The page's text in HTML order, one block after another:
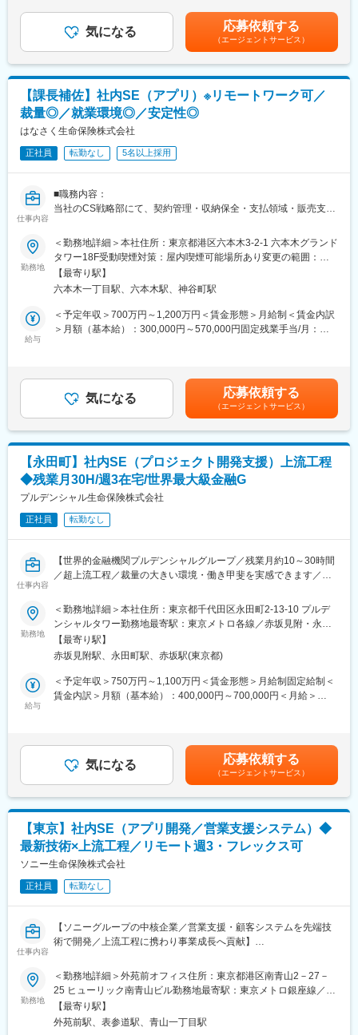
■当社について：
アクサ生命はアクサのメンバーカンパニーとして 1994 年に設立
されました。アクサが世界で培ってきた知識と経験を活かし、
315 万人のお客さまから 571 万件のご契約をお引き受けしていま
す。1934年の日本団体生命創業以来築いてきた全国 511 の商工会
議所、民間企業、官公庁とのパートナーシップを通じて、死亡保
障や医療・がん保障、年金、資産形成などの幅広い商品、企業福
利の増進やライフマネジメント（人生を経営する）に関するアド
バイスをお届けしています。
・ベンダー予算管理、支払い、請求書確認等の財務管理とコスト
コントロール
・契約更新や新規締結時の条件交渉・リスク軽減の推進
応
・IT、調達、事業部門など社内関係者と連携し、ベンダーサービ
ス最適化に貢献
グローバル水準のベンダーマネジメント実務を体得でき、社内外
と広く連携しながら、IT戦略推進に直接貢献できます。
フレックスタイム制やリモートワーク制度を活用し、柔軟な働き
方が可能です。
アクサ生命はアクサのメンバーカンパニーとして 1994 年に設立
されました。アクサが世界で培ってきた知識と経験を活かし、
315 万人のお客さまから 571 万件のご契約をお引き受けしていま
す。1934年の日本団体生命創業以来築いてきた全国 511 の商工会
障や医療・がん保障、年金、資産形成などの幅広い商品、企業福
利の増進やライフマネジメント（人生を経営する）に関するアド
月給(月額)は固定手当を含めた表記です。
気になる 応募依頼する
（エージェントサービス）
【課長補佐】社内SE（アプリ）※リモートワーク可／
裁量◎／就業環境◎／安定性◎
はなさく生命保険株式会社
正社員 転勤なし 5名以上採用
仕事内容
■職務内容：
当社のCS戦略部にて、契約管理・収納保全・支払領域・販売支援
す。システム企画、要件定義、ベンダーコントロール、コスト・
スケジュール管理、見積りや成果物チェックなどの上流工程をメ
インに以下業務を担当頂きます。ご経験に応じてアサインするプ
ロジェクトを決めていきます。
■業務詳細：
・生命保険の基幹系システムの開発（契約管理・収納保全・支払
領域）
業務効率化策の企画・事務設計
創業から3年と若い会社ですが、事業急成長中に伴い、変化やスピ
ードのある環境で経験を積むことができます。未整備な部分も多
■魅力ポイント：
・日本生命保険という強固な安定基盤を持ち、また一方で戦略子
会社という位置づけから、積極的な事業展開を行うことができま
・2019年に開業後、急成長中の会社にて、業務を通じて会社とと
もに成長することができます。
す。
・新しい価値創造に向け、新商品の開発やお客様へのサービスを
しても、前向きに働いていただけるような制度の拡充に積極的に
取り組んでいます。
・今までの金融機関にないフラットな社風、働きやすさを追求し
たオープンでカジュアルなオフィス環境を設けており、現在の会
変更の範囲：無
勤務地
＜勤務地詳細＞本社住所：東京都港区六本木3-2-1 六本木グランド
タワー18F受動喫煙対策：屋内喫煙可能場所あり変更の範囲：会
社の定める事業所（リモートワーク含む）
【最寄り駅】
六本木一丁目駅、六本木駅、神谷町駅
給与
＜予定年収＞700万円～1,200万円＜賃金形態＞月給制＜賃金内訳
＞月額（基本給）：300,000円～570,000円固定残業手当/月：
上記年収は年２回の基本賞与、業績連動賞与を含む標準例賃金は
あくまでも目安の金額であり、選考を通じて上下する可能性があ
ります。月給(月額)は固定手当を含めた表記です。
気になる 応募依頼する
（エージェントサービス）
【永田町】社内SE（プロジェクト開発支援）上流工程
◆残業月30H/週3在宅/世界最大級金融G
プルデンシャル生命保険株式会社
正社員 転勤なし
仕事内容
【世界的金融機関プルデンシャルグループ／残業月約10～30時間
／超上流工程／裁量の大きい環境・働き甲斐を実感できます／育
■業務内容
システムプロジェクトの遂行や品質向上のため支援業務を行って
いただきます。プロジェクトポートフォリオ管理やプロジェクト
マネジメントオフィス（PMO）など
（１） システムプロジェクトポートフォリオ管理
当社では毎年複数のプロジェクトが稼働しています。その全プロ
ジェクトの状況を把握し、プロジェクトが健全に遂行できるよう
および経営層へのレポーティング、プロジェクト管理における品
質支援および評価）
（２）プロジェクトマネジメントオフィス（PMO）
※これまでのご経験と今後のキャリアビジョンに応じて、プロジェ
クトポートフォリオ管理もしくはPMOのいずれかを担当していた
だきます
験やキャリア志向に応じてスタッフ（総合職）での採用も検討い
たします。
■同社で働く魅力
当社は生命保険会社では珍しく、システム子会社を持ちません。
ムを作っているためIT部門とユーザー部門が協力して業務を進め
る風土が根付いており裁量をもって働くことができます。
■働く環境
勤務地
＜勤務地詳細＞本社住所：東京都千代田区永田町2-13-10 プルデ
ンシャルタワー勤務地最寄駅：東京メトロ各線／赤坂見附・永田
町駅受動喫煙対策：屋内全面禁煙変更の範囲：会社の定める事業
所（リモートワーク含む）
【最寄り駅】
赤坂見附駅、永田町駅、赤坂駅(東京都)
給与
＜予定年収＞750万円～1,100万円＜賃金形態＞月給制固定給制＜
賃金内訳＞月額（基本給）：400,000円～700,000円＜月給＞
程により決定します。■賞与：年4回賃金はあくまでも目安の金額
であり、選考を通じて上下する可能性があります。月給(月額)は固
気になる 応募依頼する
（エージェントサービス）
【東京】社内SE（アプリ開発／営業支援システム）◆
最新技術×上流工程／リモート週3・フレックス可
ソニー生命保険株式会社
正社員 転勤なし
仕事内容
【ソニーグループの中核企業／営業支援・顧客システムを先端技
術で開発／上流工程に携わり事業成長へ貢献】
当社のITデジタル戦略本部にて、営業支援や顧客向けの各種シス
テム開発を担当します。ライフプランナーや顧客が直接利用する
システムの開発において、社内外の関係者と連携し、最適なソリ
ューションを実現する役割を担います。要件定義からリリースま
で一貫して携わり、最新技術を積極的に導入した開発を推進しま
勤務地
＜勤務地詳細＞外苑前オフィス住所：東京都港区南青山2－27－
25 ヒューリック南青山ビル勤務地最寄駅：東京メトロ銀座線／外
苑前駅受動喫煙対策：屋内全面禁煙変更の範囲：無
【最寄り駅】
外苑前駅、表参道駅、青山一丁目駅